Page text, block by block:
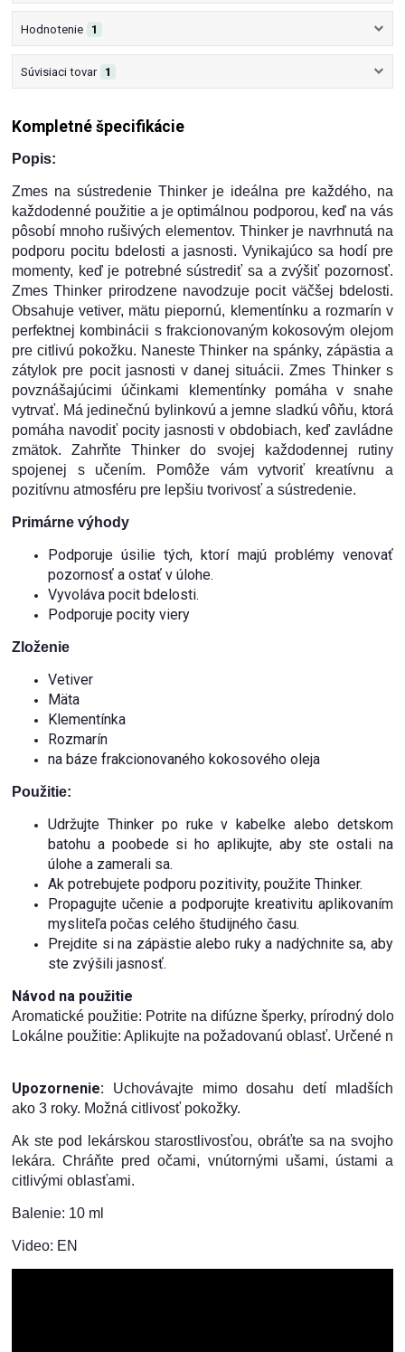
Hodnotenie 1
Súvisiaci tovar 1
Kompletné špecifikácie
Popis:
Zmes na sústredenie Thinker je ideálna pre každého, na
každodenné použitie a je optimálnou podporou, keď na vás
pôsobí mnoho rušivých elementov. Thinker je navrhnutá na
podporu pocitu bdelosti a jasnosti. Vynikajúco sa hodí pre
momenty, keď je potrebné sústrediť sa a zvýšiť pozornosť.
Zmes Thinker prirodzene navodzuje pocit väčšej bdelosti.
Obsahuje vetiver, mätu piepornú, klementínku a rozmarín v
perfektnej kombinácii s frakcionovaným kokosovým olejom
pre citlivú pokožku. Naneste Thinker na spánky, zápästia a
zátylok pre pocit jasnosti v danej situácii. Zmes Thinker s
povznášajúcimi účinkami klementínky pomáha v snahe
vytrvať. Má jedinečnú bylinkovú a jemne sladkú vôňu, ktorá
pomáha navodiť pocity jasnosti v obdobiach, keď zavládne
zmätok. Zahrňte Thinker do svojej každodennej rutiny
spojenej s učením. Pomôže vám vytvoriť kreatívnu a
pozitívnu atmosféru pre lepšiu tvorivosť a sústredenie.
Primárne výhody
Podporuje úsilie tých, ktorí majú problémy venovať
pozornosť a ostať v úlohe.
Vyvoláva pocit bdelosti.
Podporuje pocity viery
Zloženie
Vetiver
Mäta
Klementínka
Rozmarín
na báze frakcionovaného kokosového oleja
Použitie:
Udržujte Thinker po ruke v kabelke alebo detskom
batohu a poobede si ho aplikujte, aby ste ostali na
úlohe a zamerali sa.
Ak potrebujete podporu pozitivity, použite Thinker.
Propagujte učenie a podporujte kreativitu aplikovaním
mysliteľa počas celého študijného času.
Prejdite si na zápästie alebo ruky a nadýchnite sa, aby
ste zvýšili jasnosť.
Návod na použitie
Aromatické použitie: Potrite na difúzne šperky, prírodný
Upozornenie: Uchovávajte mimo dosahu detí mladších
ako 3 roky. Možná citlivosť pokožky.
Ak ste pod lekárskou starostlivosťou, obráťte sa na svojho
lekára. Chráňte pred očami, vnútornými ušami, ústami a
citlivými oblasťami.
Balenie: 10 ml
Video: EN